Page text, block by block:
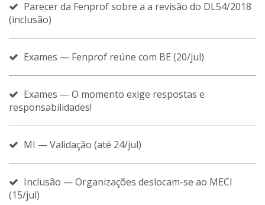
Parecer da Fenprof sobre a a revisão do DL54/2018
(inclusão)
Exames — Fenprof reúne com BE (20/jul)
Exames — O momento exige respostas e
responsabilidades!
MI — Validação (até 24/jul)
Inclusão — Organizações deslocam-se ao MECI
(15/jul)